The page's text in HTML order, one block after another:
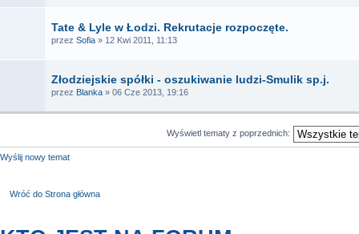
Tate & Lyle w Łodzi. Rekrutacje rozpoczęte.
przez Sofia » 12 Kwi 2011, 11:13
Złodziejskie spółki - oszukiwanie ludzi-Smulik sp.j.
przez Blanka » 06 Cze 2013, 19:16
Wyświetl tematy z poprzednich:
Wyślij nowy temat
Wróć do Strona główna